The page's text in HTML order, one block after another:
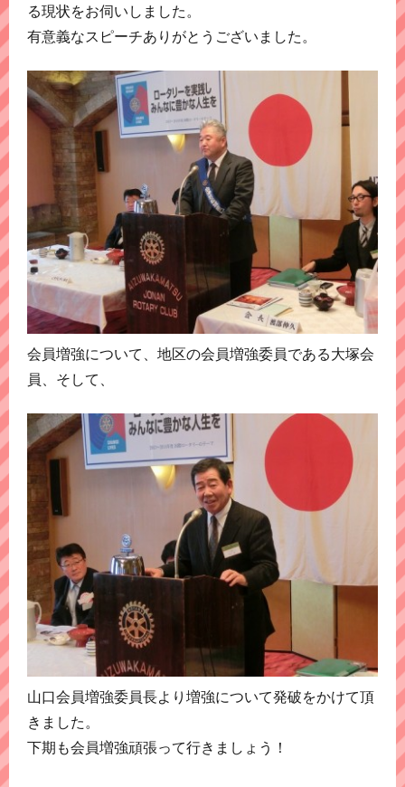
る現状をお伺いしました。
有意義なスピーチありがとうございました。
会員増強について、地区の会員増強委員である大塚会
員、そして、
山口会員増強委員長より増強について発破をかけて頂
きました。
下期も会員増強頑張って行きましょう！